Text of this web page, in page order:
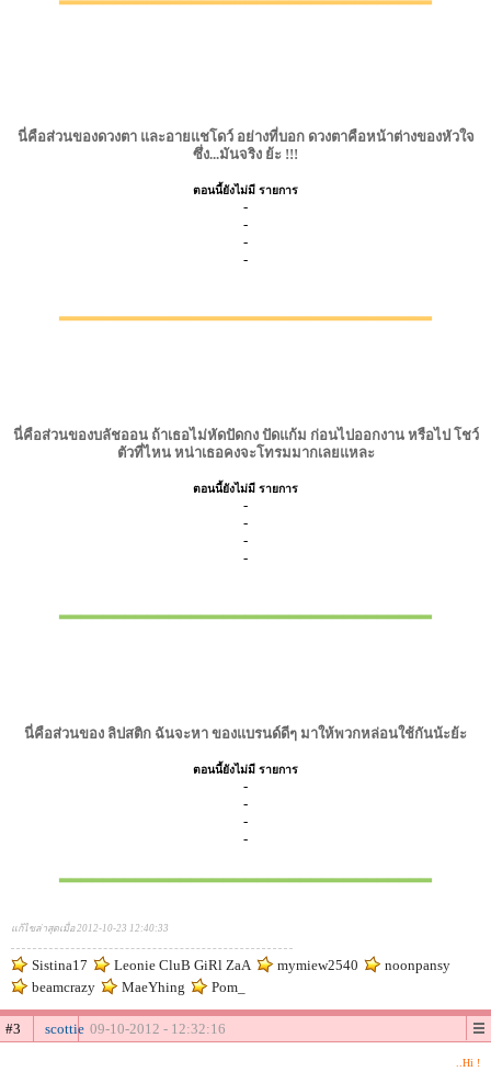
นี่คือส่วนของดวงตา และอายแชโดว์ อย่างที่บอก ดวงตาคือหน้าต่างของหัวใจ
ซึ่ง...มันจริง ย้ะ !!!
ตอนนี้ยังไม่มี รายการ
-
-
-
-
▂▂▂▂▂▂▂▂▂▂▂▂▂▂▂▂▂▂▂▂▂▂▂▂▂▂▂▂▂▂▂▂▂▂
นี่คือส่วนของบลัชออน ถ้าเธอไม่หัดปัดกง ปัดแก้ม ก่อนไปออกงาน หรือไป โชว์
ตัวที่ไหน หน่าเธอคงจะโทรมมากเลยแหละ
ตอนนี้ยังไม่มี รายการ
-
-
-
-
▂▂▂▂▂▂▂▂▂▂▂▂▂▂▂▂▂▂▂▂▂▂▂▂▂▂▂▂▂▂▂▂▂▂
นี่คือส่วนของ ลิปสติก ฉันจะหา ของแบรนด์ดีๆ มาให้พวกหล่อนใช้กันน้ะย้ะ
ตอนนี้ยังไม่มี รายการ
-
-
-
-
▂▂▂▂▂▂▂▂▂▂▂▂▂▂▂▂▂▂▂▂▂▂▂▂▂▂▂▂▂▂▂▂▂▂
แก้ไขล่าสุดเมื่อ 2012-10-23 12:40:33
Sistina17 Leonie CluB GiRl ZaA mymiew2540
noonpansy
beamcrazy
MaeYhing Pom_
#3 scottie 09-10-2012 - 12:32:16
..Hi !